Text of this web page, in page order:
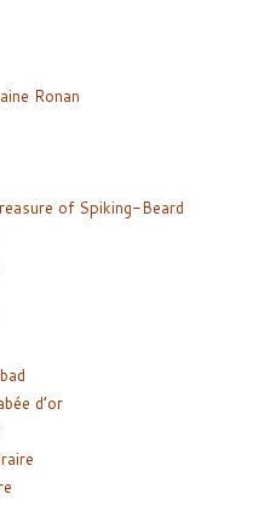
Ronan
of Spiking-Beard
d’or